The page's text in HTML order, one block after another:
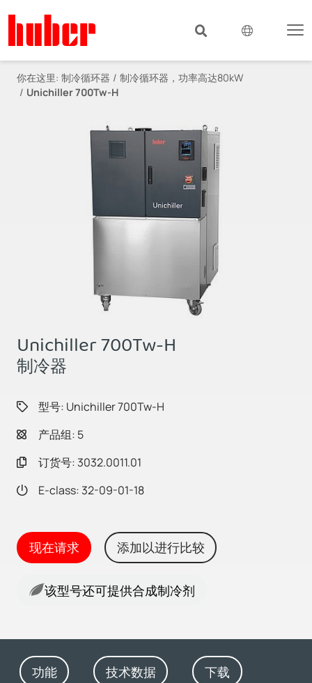
你在这里: 制冷循环器
制冷循环器，功率高达80kW
Unichiller 700Tw-H
Unichiller 700Tw-H
制冷器
型号: Unichiller 700Tw-H
产品组: 5
订货号: 3032.0011.01
E-class: 32-09-01-18
现在请求 添加以进行比较
该型号还可提供合成制冷剂
功能 技术数据 下载